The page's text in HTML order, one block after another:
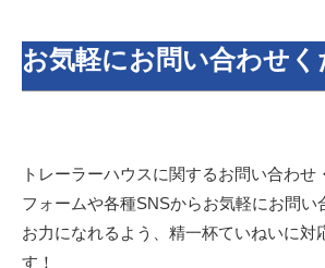
お気軽にお問い合わせく
トレーラーハウスに関するお問い合わせ
フォームや各種SNSからお気軽にお問い
お力になれるよう、精一杯ていねいに対
す！